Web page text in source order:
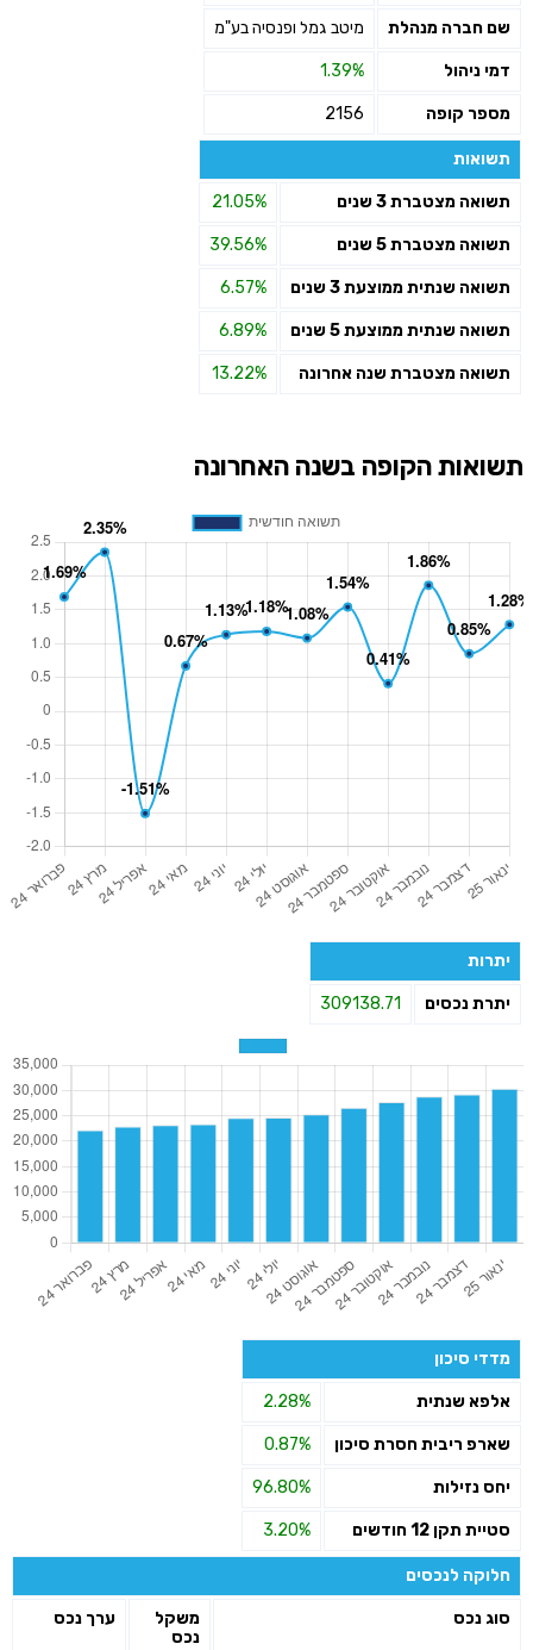
שם חברה מנהלת מיטב גמל ופנסיה בע"מ
דמי ניהול 1.39%
מספר קופה 2156
תשואות
תשואה מצטברת 3 שנים 21.05%
תשואה מצטברת 5 שנים 39.56%
תשואה שנתית ממוצעת 3 שנים 6.57%
תשואה שנתית ממוצעת 5 שנים 6.89%
תשואה מצטברת שנה אחרונה 13.22%
תשואות הקופה בשנה האחרונה
יתרות
יתרת נכסים 309138.71
מדדי סיכון
אלפא שנתית 2.28%
שארפ ריבית חסרת סיכון 0.87%
יחס נזילות 96.80%
סטיית תקן 12 חודשים 3.20%
חלוקה לנכסים
סוג נכס
משקל
נכס
ערך נכס